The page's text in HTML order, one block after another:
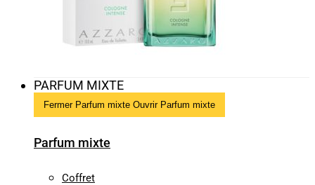
PARFUM MIXTE
Fermer Parfum mixte Ouvrir Parfum mixte
Parfum mixte
Coffret